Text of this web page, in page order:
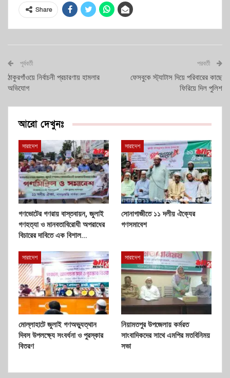
Share
পূর্ববর্তী
ঠাকুরগাঁওয়ে নির্বাচনী প্রচারণায় হামলার
অভিযোগ
পরবর্তী
ফেসবুকে স্ট্যাটাস দিয়ে পরিবারের কাছে
ফিরিয়ে দিল পুলিশ
আরো দেখুনঃ
সারাদেশ
গণভোটের গণরায় বাস্তবায়ন, জুলাই
গণহত্যা ও মানবতাবিরোধী অপরাধের
বিচারের দাবিতে এক বিশাল…
সারাদেশ
সোনাগাজীতে ১১ দলীয় ঐক্যের
গণসমাবেশ
সারাদেশ
মোল্লাহাটে জুলাই গণঅভ্যুত্থান
দিবস উপলক্ষ্যে সংবর্ধনা ও পুরস্কার
বিতরণ
সারাদেশ
নিয়ামতপুর উপজেলায় কর্মরত
সাংবাদিকদের সাথে এমপির মতবিনিময়
সভা